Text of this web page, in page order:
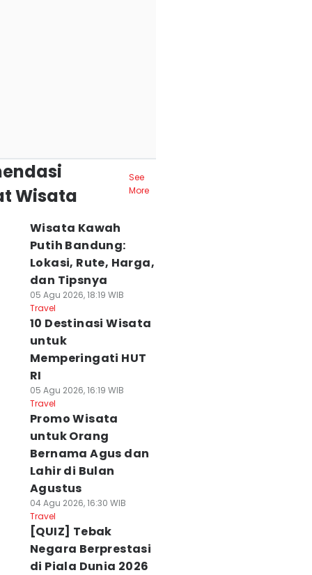
Wisata
See
More
Wisata Kawah
Putih Bandung:
Lokasi, Rute, Harga,
dan Tipsnya
05 Agu 2026, 18:19 WIB
Travel
10 Destinasi Wisata
untuk
Memperingati HUT
RI
05 Agu 2026, 16:19 WIB
Travel
Promo Wisata
untuk Orang
Bernama Agus dan
Lahir di Bulan
Agustus
04 Agu 2026, 16:30 WIB
Travel
[QUIZ] Tebak
Negara Berprestasi
di Piala Dunia 2026